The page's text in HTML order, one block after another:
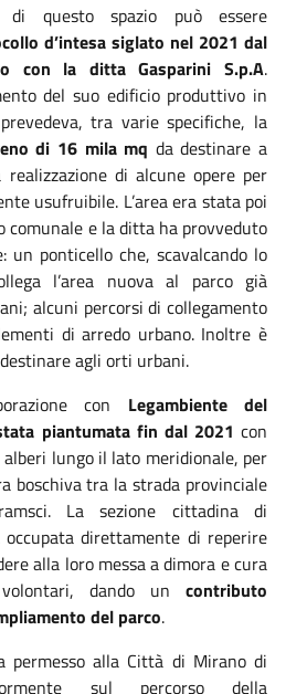
di questo spazio può essere
d’intesa siglato nel 2021 dal
con la ditta Gasparini S.p.A.
del suo edificio produttivo in
tra varie specifiche, la
di 16 mila mq da destinare a
di alcune opere per
usufruibile. L’area era stata poi
comunale e la ditta ha provveduto
un ponticello che, scavalcando lo
l’area nuova al parco già
alcuni percorsi di collegamento
di arredo urbano. Inoltre è
agli orti urbani.
con Legambiente del
piantumata fin dal 2021 con
lungo il lato meridionale, per
boschiva tra la strada provinciale
La sezione cittadina di
occupata direttamente di reperire
alla loro messa a dimora e cura
dando un contributo
del parco.
permesso alla Città di Mirano di
sul percorso della